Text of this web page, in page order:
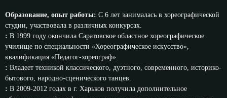
Образование, опыт работы: С 6 лет занималась в хореографической
студии, участвовала в различных конкурсах.
: В 1999 году окончила Саратовское областное хореографическое
училище по специальности «Хореографическое искусство»,
квалификация «Педагог-хореограф».
: Владеет техникой классического, дуэтного, современного, историко-
бытового, народно-сценического танцев.
: В 2009-2012 годах в г. Харьков получила дополнительное